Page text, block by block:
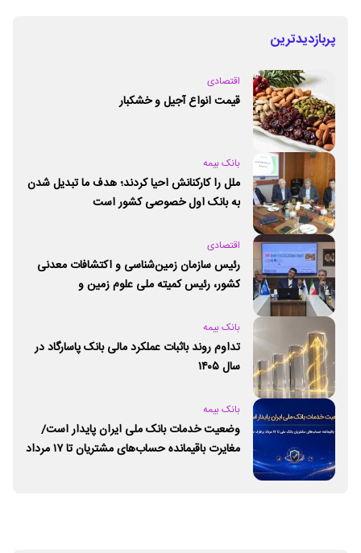
پربازدیدترین
اقتصادی
قیمت انواع آجیل و خشکبار
بانک بیمه
ملل را کارکنانش احیا کردند؛ هدف ما تبدیل شدن
به بانک اول خصوصی کشور است
اقتصادی
رئیس سازمان زمین‌شناسی و اکتشافات معدنی
کشور،‌ رئیس کمیته ملی علوم زمین و
بانک بیمه
تداوم روند باثبات عملکرد مالی بانک پاسارگاد در
سال ۱۴۰۵
بانک بیمه
وضعیت خدمات بانک ملی ایران پایدار است/
مغایرت‌ باقیمانده حساب‌های مشتریان تا ۱۷ مرداد